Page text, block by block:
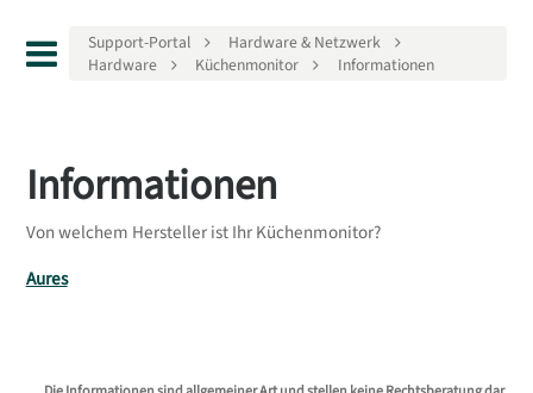
Support-Portal
Hardware & Netzwerk
Hardware
Küchenmonitor Informationen
Informationen
Von welchem Hersteller ist Ihr Küchenmonitor?
Aures